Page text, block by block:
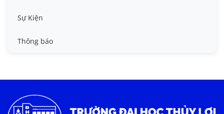
Tin công tác sinh viên
Tin đào tạo
Tin tức chung
Sự Kiện
Thông báo